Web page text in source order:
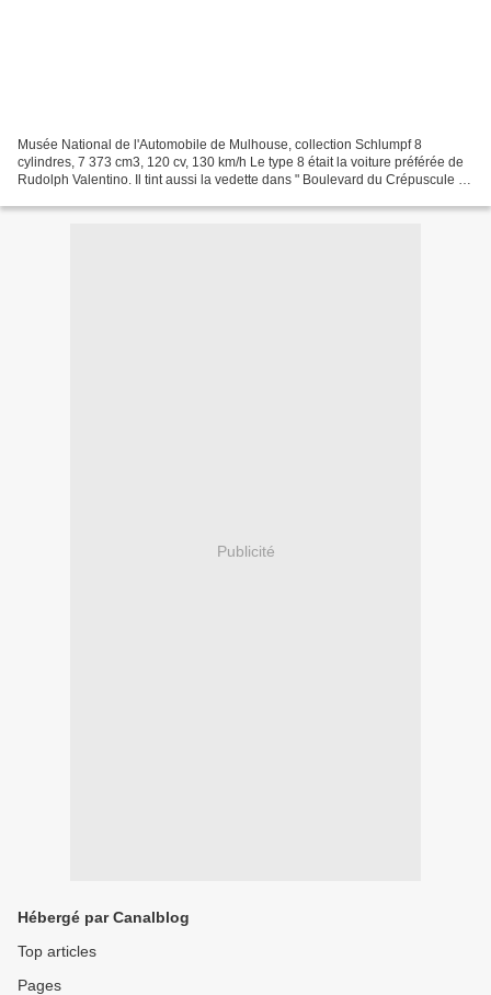
Musée National de l'Automobile de Mulhouse, collection Schlumpf 8
cylindres, 7 373 cm3, 120 cv, 130 km/h Le type 8 était la voiture préférée de
Rudolph Valentino. Il tint aussi la vedette dans " Boulevard du Crépuscule "
Publicité
Hébergé par Canalblog
Top articles
Pages